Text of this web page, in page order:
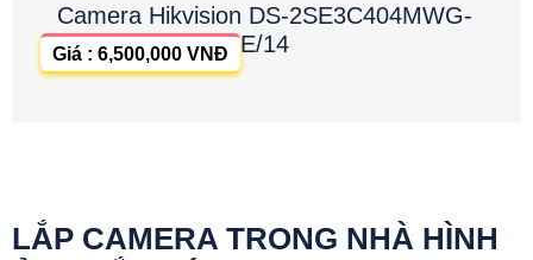
Camera Hikvision DS-2SE3C404MWG-
E/14
Giá : 6,500,000 VNĐ
LẮP CAMERA TRONG NHÀ HÌNH